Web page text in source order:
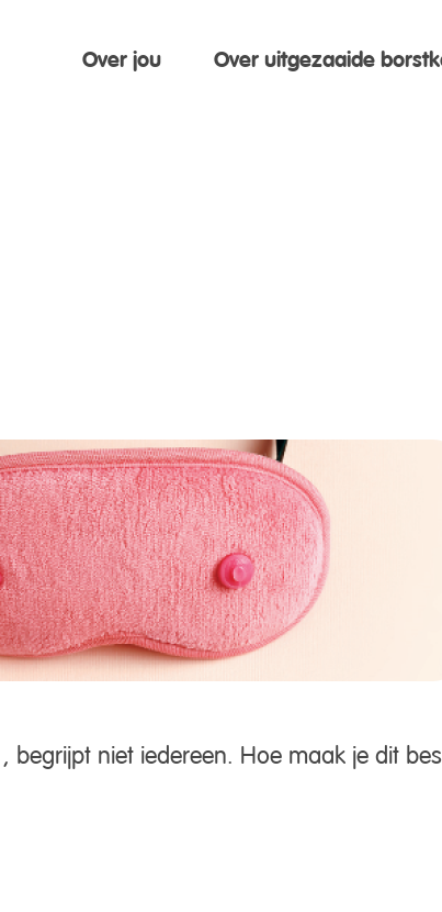
Over jou
Over uitgezaaide
begrijpt niet iedereen. Hoe maak je dit